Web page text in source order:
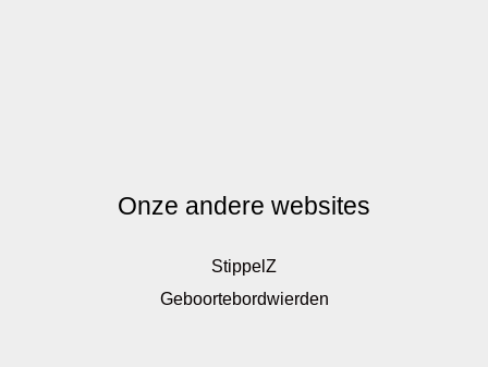
Onze andere websites
StippelZ
Geboortebordwierden